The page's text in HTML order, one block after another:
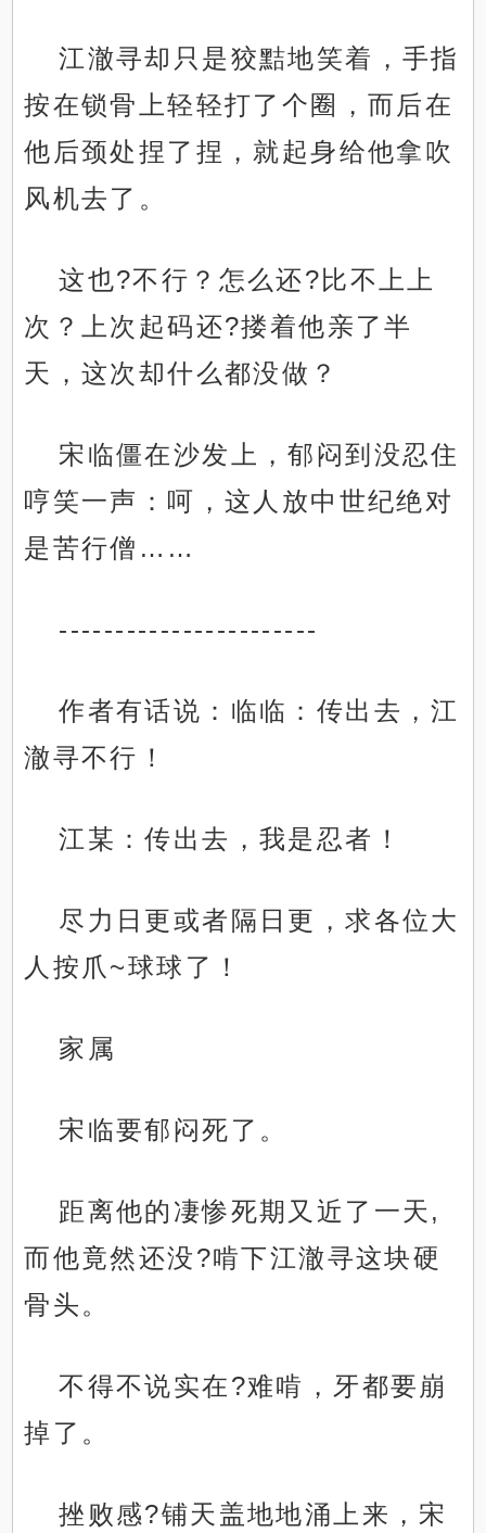
江澈寻却只是狡黠地笑着，手指
按在锁骨上轻轻打了个圈，而后在
他后颈处捏了捏，就起身给他拿吹
风机去了。
这也?不行？怎么还?比不上上
次？上次起码还?搂着他亲了半
天，这次却什么都没做？
宋临僵在沙发上，郁闷到没忍住
哼笑一声：呵，这人放中世纪绝对
是苦行僧……
-----------------------
作者有话说：临临：传出去，江
澈寻不行！
江某：传出去，我是忍者！
尽力日更或者隔日更，求各位大
人按爪~球球了！
家属
宋临要郁闷死了。
距离他的凄惨死期又近了一天,
而他竟然还没?啃下江澈寻这块硬
骨头。
不得不说实在?难啃，牙都要崩
掉了。
挫败感?铺天盖地地涌上来，宋